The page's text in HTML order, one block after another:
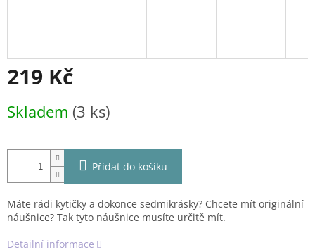
219 Kč
cena:
Skladem (3 ks)
Přidat do košíku
Máte rádi kytičky a dokonce sedmikrásky? Chcete mít originální
náušnice? Tak tyto náušnice musíte určitě mít.
Detailní informace